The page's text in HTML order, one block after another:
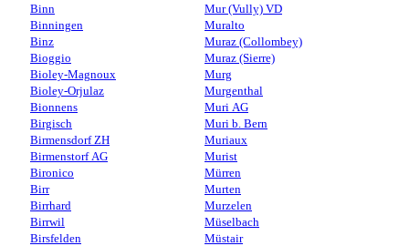
Binn
Binningen
Binz
Bioggio
Bioley-Magnoux
Bioley-Orjulaz
Bionnens
Birgisch
Birmensdorf ZH
Birmenstorf AG
Bironico
Birr
Birrhard
Birrwil
Birsfelden
Mur (Vully) VD
Muralto
Muraz (Collombey)
Muraz (Sierre)
Murg
Murgenthal
Muri AG
Muri b. Bern
Muriaux
Murist
Mürren
Murten
Murzelen
Müselbach
Müstair